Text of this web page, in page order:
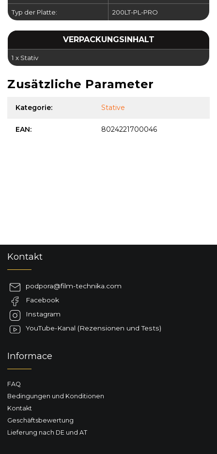
Typ der Platte: 200LT-PL-PRO
VERPACKUNGSINHALT
1 x Stativ
Zusätzliche Parameter
Kategorie: Stative
EAN: 8024221700046
Kontakt
podpora@film-technika.com
Facebook
Instagram
YouTube-Kanal (Rezensionen und Tests)
Informace
FAQ
Bedingungen und Konditionen
Kontakt
Geschäftsbewertung
Lieferung nach DE und AT